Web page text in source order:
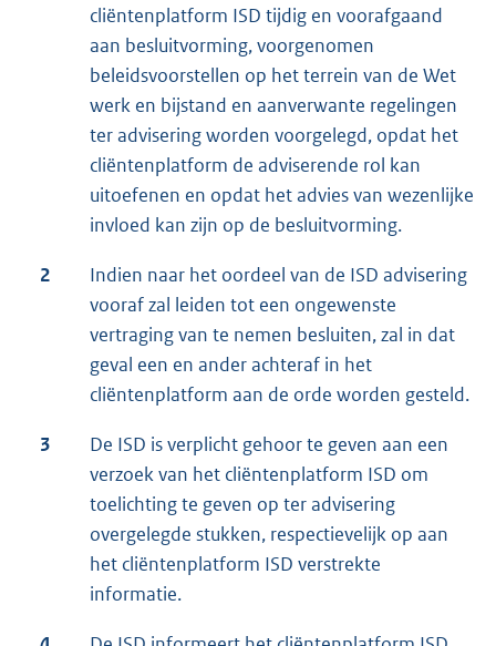
cliëntenplatform ISD tijdig en voorafgaand
aan besluitvorming, voorgenomen
beleidsvoorstellen op het terrein van de Wet
werk en bijstand en aanverwante regelingen
ter advisering worden voorgelegd, opdat het
cliëntenplatform de adviserende rol kan
uitoefenen en opdat het advies van wezenlijke
invloed kan zijn op de besluitvorming.
2
Indien naar het oordeel van de ISD advisering
vooraf zal leiden tot een ongewenste
vertraging van te nemen besluiten, zal in dat
geval een en ander achteraf in het
cliëntenplatform aan de orde worden gesteld.
3
De ISD is verplicht gehoor te geven aan een
verzoek van het cliëntenplatform ISD om
toelichting te geven op ter advisering
overgelegde stukken, respectievelijk op aan
het cliëntenplatform ISD verstrekte
informatie.